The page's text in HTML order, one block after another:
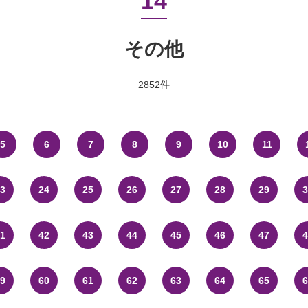
その他
2852件
5 6 7 8 9 10 11
24 25 26 27 28 29
42 43 44 45 46 47
60 61 62 63 64 65